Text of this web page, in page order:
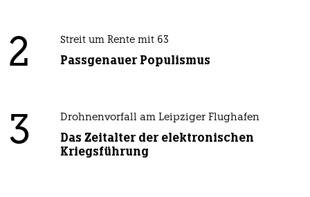
2 Streit um Rente mit 63
Passgenauer Populismus
3 Drohnenvorfall am Leipziger Flughafen
Das Zeitalter der elektronischen
Kriegsführung